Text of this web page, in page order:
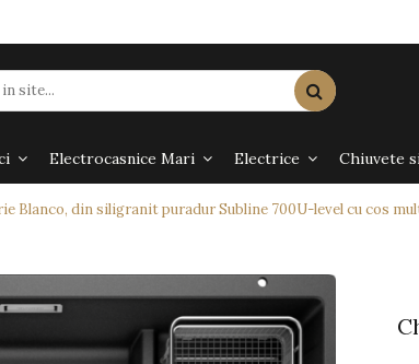
Electrocasnice Mari Electrice Chiuvete
Blanco, din siligranit puradur Subline 700U-level cu cos